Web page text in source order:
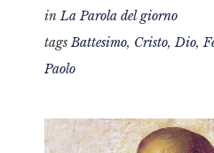
inLa Parola del giorno
tagsBattesimo, Cristo,Dio,
Paolo